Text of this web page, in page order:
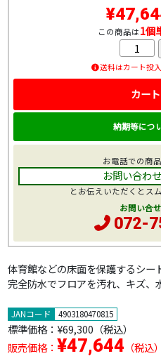
体育館などの床面を保護するシー
完全防水でフロアを汚れ、キズ、
JANコード 4903180470815
標準価格： ¥69,300 （税込）
販売価格： ¥47,644 （税込
この商品は1個
送料はカート投
カー
納期等につ
お電話での商
お問い合わ
とお伝えいただくとス
お問い合
072-